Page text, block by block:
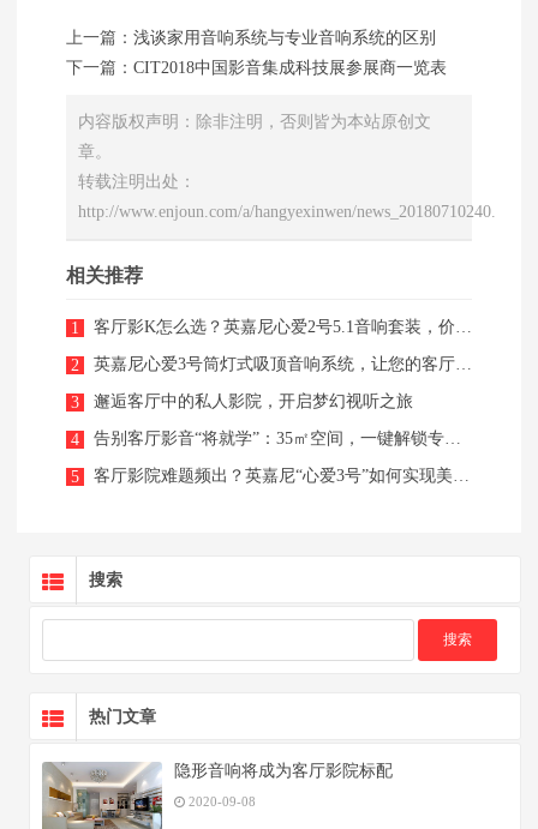
上一篇： 浅谈家用音响系统与专业音响系统的区别
下一篇： CIT2018中国影音集成科技展参展商一览表
内容版权声明：除非注明，否则皆为本站原创文
章。
转载注明出处：
http://www.enjoun.com/a/hangyexinwen/news_20180710240.html
相关推荐
1 客厅影K怎么选？英嘉尼心爱2号5.1音响套装，价格配置全解析。
2 英嘉尼心爱3号筒灯式吸顶音响系统，让您的客厅秒变K歌影院！
3 邂逅客厅中的私人影院，开启梦幻视听之旅
4 告别客厅影音“将就学”：35㎡空间，一键解锁专业音影K三栖体验！
5 客厅影院难题频出？英嘉尼“心爱3号”如何实现美观与音质兼得
搜索
热门文章
隐形音响将成为客厅影院标配
2020-09-08